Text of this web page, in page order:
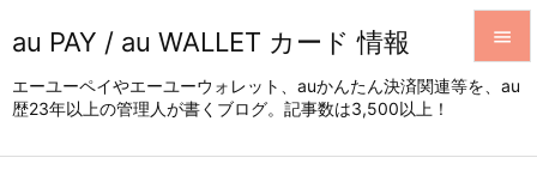
au PAY / au WALLET カード 情報
エーユーペイやエーユーウォレット、auかんたん決済関連等を、au
歴23年以上の管理人が書くブログ。記事数は3,500以上！

